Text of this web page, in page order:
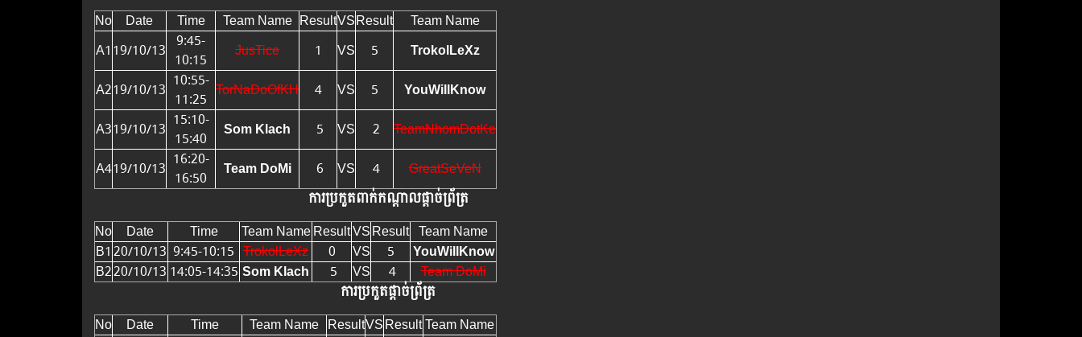
No
Date Time Team Name ResultVSResult
Team Name
A119/10/13 9:45-
10:15
JusTice 1 VS 5
TrokolLeXz
A219/10/13 10:55-
11:25 TorNaDoOfKH 4 VS 5
YouWillKnow
A319/10/13 15:10-
15:40
Som Klach 5 VS 2
TeamNhomDotKe
A419/10/13 16:20-
16:50
Team DoMi 6 VS 4
GreatSeVeN
ការប្រកួតពាក់កណ្តាលផ្តាច់ព្រ័ត្រ
No
Date Time Team NameResultVSResult Team Name
B120/10/13 9:45-10:15 TrokolLeXz 0 VS 5
YouWillKnow
B220/10/13 14:05-14:35 Som Klach 5 VS 4
Team DoMi
ការប្រកួតផ្តាច់ព្រ័ត្រ
No
Date Time Team Name ResultVSResultTeam Name